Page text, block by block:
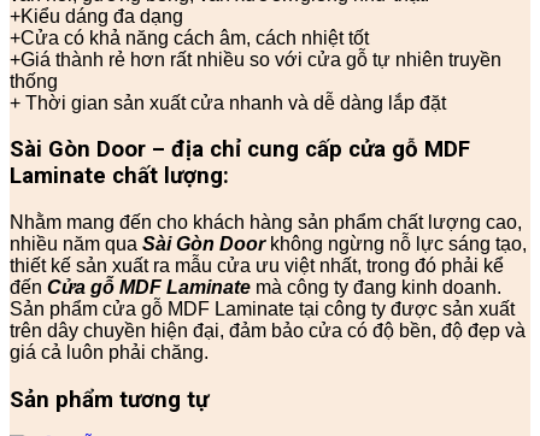
+Kiểu dáng đa dạng
+Cửa có khả năng cách âm, cách nhiệt tốt
+Giá thành rẻ hơn rất nhiều so với cửa gỗ tự nhiên truyền
thống
+ Thời gian sản xuất cửa nhanh và dễ dàng lắp đặt
Sài Gòn Door – địa chỉ cung cấp cửa gỗ MDF
Laminate chất lượng:
Nhằm mang đến cho khách hàng sản phẩm chất lượng cao,
nhiều năm qua Sài Gòn Doorkhông ngừng nỗ lực sáng tạo,
thiết kế sản xuất ra mẫu cửa ưu việt nhất, trong đó phải kể
đến Cửa gỗ MDF Laminate mà công ty đang kinh doanh.
Sản phẩm cửa gỗ MDF Laminate tại công ty được sản xuất
trên dây chuyền hiện đại, đảm bảo cửa có độ bền, độ đẹp và
giá cả luôn phải chăng.
Sản phẩm tương tự